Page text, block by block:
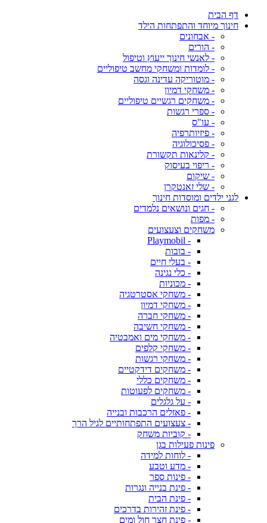
דף הבית
חינוך מיוחד והתפתחות הילד
- אבחונים
- הורים
- לאנשי חינוך ייעוץ וטיפול
- לומדות ומשחקי מחשב טיפוליים
- מוטוריקה עדינה וגסה
- משחקי דמיון
- משחקים רגשיים טיפוליים
- ספרי רגשות
- עו"ס
- פיזיותרפיה
- פסיכולוגיה
- קלינאות תקשורת
- ריפוי בעיסוק
- שיקום
- שלי זאנטקרן
לגני ילדים ומוסדות חינוך
- חגים ונושאים נלמדים
- מפות
משחקים וצעצועים
- Playmobil
- בובות
- בעלי חיים
- כלי נגינה
- מכוניות
- משחקי אסטרטגיה
- משחקי דמיון
- משחקי חברה
- משחקי חשיבה
- משחקי מים ואמבטיה
- משחקי קלפים
- משחקי רגשות
- משחקים דידקטיים
- משחקים כללי
- משחקים לפעוטות
- על גלגלים
- פאזלים הרכבות ובנייה
- צעצועים התפתחותיים לגיל הרך
- קוביות משחק
פינות פעילות בגן
- לוחות למידה
- מדע וטבע
- פינות ספר
- פינת בנייה ונגרות
- פינת הבית
- פינת זהירות בדרכים
- פינת חצר חול ומים